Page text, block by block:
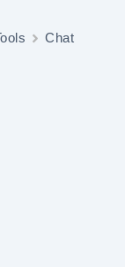
Chat